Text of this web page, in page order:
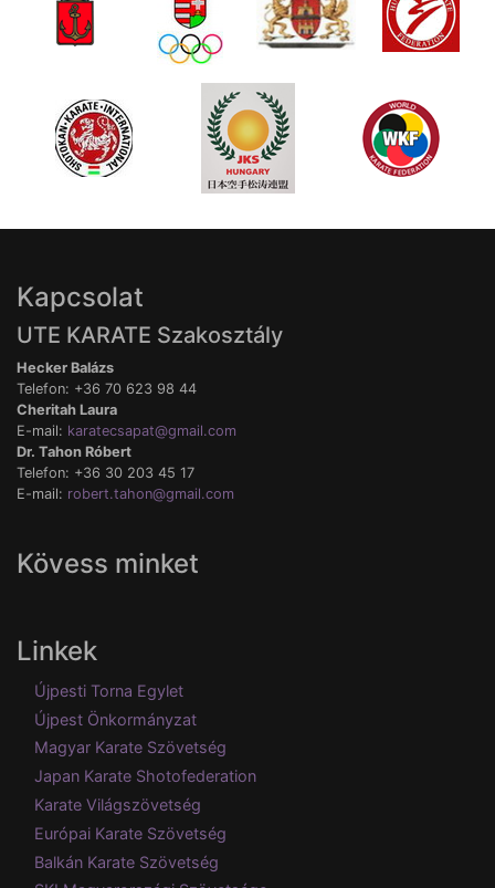
Kapcsolat
UTE KARATE Szakosztály
Hecker Balázs
Telefon: +36 70 623 98 44
Cheritah Laura
E-mail: karatecsapat@gmail.com
Dr. Tahon Róbert
Telefon: +36 30 203 45 17
E-mail: robert.tahon@gmail.com
Kövess minket
Linkek
Újpesti Torna Egylet
Újpest Önkormányzat
Magyar Karate Szövetség
Japan Karate Shotofederation
Karate Világszövetség
Európai Karate Szövetség
Balkán Karate Szövetség